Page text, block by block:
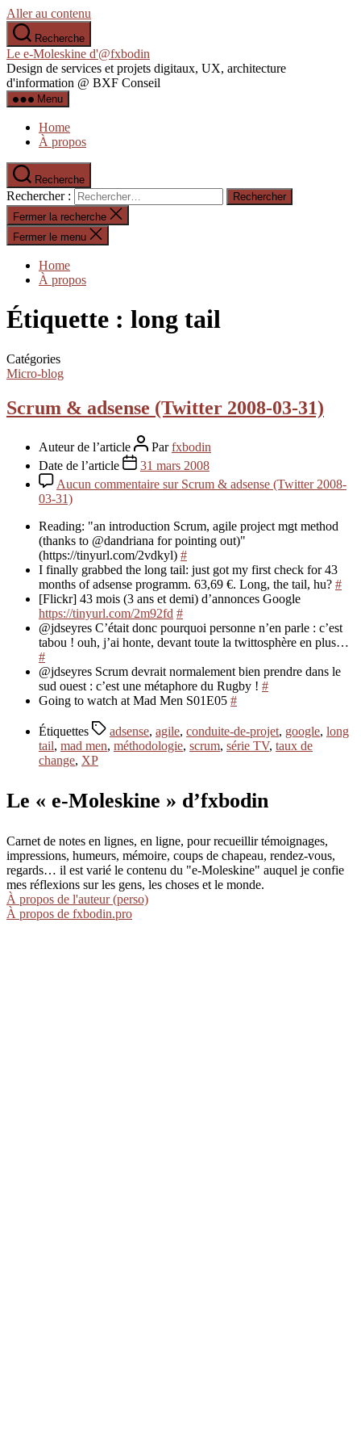
Aller au contenu
Recherche
Le e-Moleskine d'@fxbodin
Design de services et projets digitaux, UX, architecture
d'information @ BXF Conseil
Menu
Home
À propos
Recherche
Rechercher :
Fermer la recherche
Fermer le menu
Home
À propos
Étiquette : long tail
Catégories
Micro-blog
Scrum & adsense (Twitter 2008-03-31)
Auteur de l’article Parfxbodin
Date de l’article
31 mars 2008
Aucun commentaire sur Scrum & adsense (Twitter 2008-
03-31)
Reading: "an introduction Scrum, agile project mgt method
(thanks to @dandriana for pointing out)"
(https://tinyurl.com/2vdkyl) #
I finally grabbed the long tail: just got my first check for 43
months of adsense programm. 63,69 €. Long, the tail, hu? #
[Flickr] 43 mois (3 ans et demi) d’annonces Google
https://tinyurl.com/2m92fd #
@jdseyres C’était donc pourquoi personne n’en parle : c’est
tabou ! ouh, j’ai honte, devant toute la twittosphère en plus…
#
@jdseyres Scrum devrait normalement bien prendre dans le
sud ouest : c’est une métaphore du Rugby ! #
Going to watch at Mad Men S01E05 #
Étiquettes adsense, agile, conduite-de-projet, google, long
tail, mad men, méthodologie, scrum, série TV, taux de
change, XP
Le « e-Moleskine » d’fxbodin
Carnet de notes en lignes, en ligne, pour recueillir témoignages,
impressions, humeurs, mémoire, coups de chapeau, rendez-vous,
regards… il est varié le contenu du "e-Moleskine" auquel je confie
mes réflexions sur les gens, les choses et le monde.
À propos de l'auteur (perso)
À propos de fxbodin.pro